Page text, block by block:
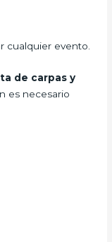
cualquier evento.
de carpas y
es necesario